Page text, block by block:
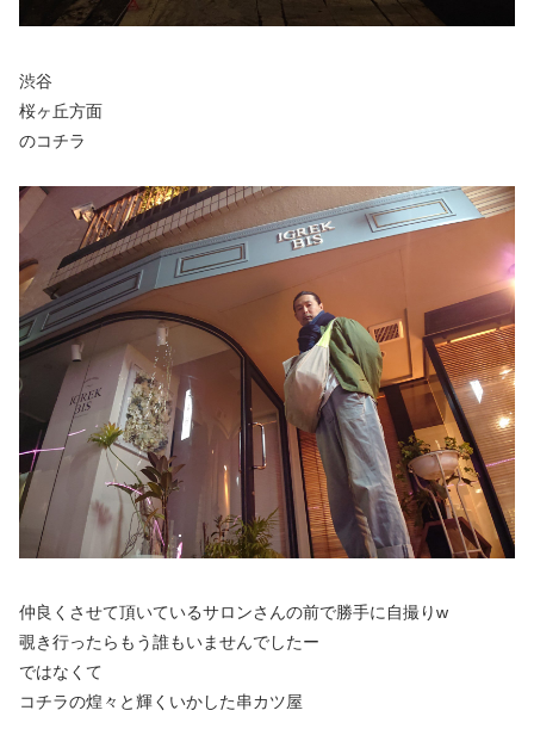
渋谷
桜ヶ丘方面
のコチラ
仲良くさせて頂いているサロンさんの前で勝手に自撮りw
覗き行ったらもう誰もいませんでしたー
ではなくて
コチラの煌々と輝くいかした串カツ屋